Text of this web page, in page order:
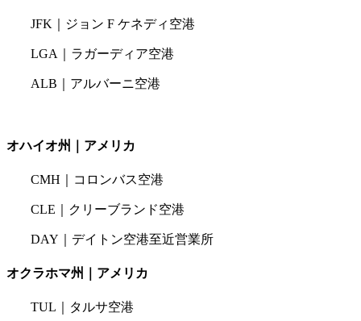
JFK｜ジョン F ケネディ空港
LGA｜ラガーディア空港
ALB｜アルバーニ空港
オハイオ州｜アメリカ
CMH｜コロンバス空港
CLE｜クリーブランド空港
DAY｜デイトン空港至近営業所
オクラホマ州｜アメリカ
TUL｜タルサ空港